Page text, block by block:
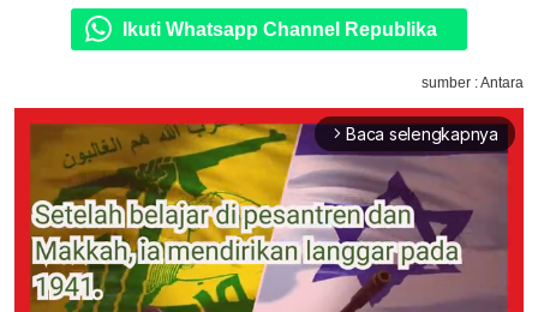
Ikuti Whatsapp Channel Republika
sumber : Antara
arrow_forward_ios Baca selengkapnya